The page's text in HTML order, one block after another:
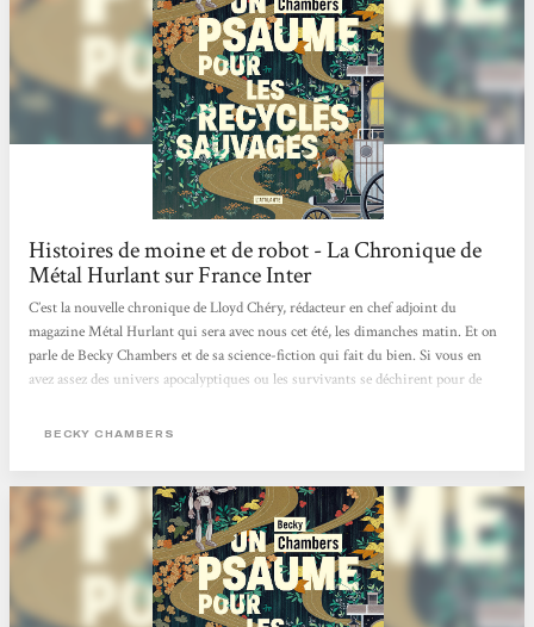
Histoires de moine et de robot - La Chronique de
Métal Hurlant sur France Inter
C’est la nouvelle chronique de Lloyd Chéry, rédacteur en chef adjoint du
magazine Métal Hurlant qui sera avec nous cet été, les dimanches matin. Et on
parle de Becky Chambers et de sa science-fiction qui fait du bien. Si vous en
avez assez des univers apocalyptiques ou les survivants se déchirent pour de
personnages broyés par des états totalitaires vous dépriment. Si l’actualité vous
fiction des années 70, eh bien, réjouissez-vous,...
BECKY CHAMBERS